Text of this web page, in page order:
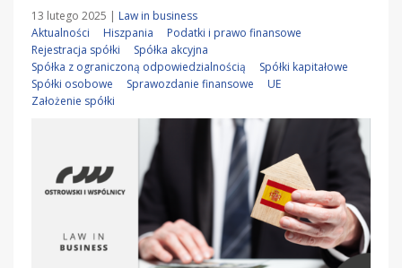
13 lutego 2025 | Law in business
Aktualności
Hiszpania
Podatki i prawo finansowe
Rejestracja spółki
Spółka akcyjna
Spółka z ograniczoną odpowiedzialnością
Spółki kapitałowe
Spółki osobowe
Sprawozdanie finansowe
UE
Założenie spółki